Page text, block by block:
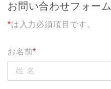
お問い合わせフォーム
*は入力必須項目です。
お名前*